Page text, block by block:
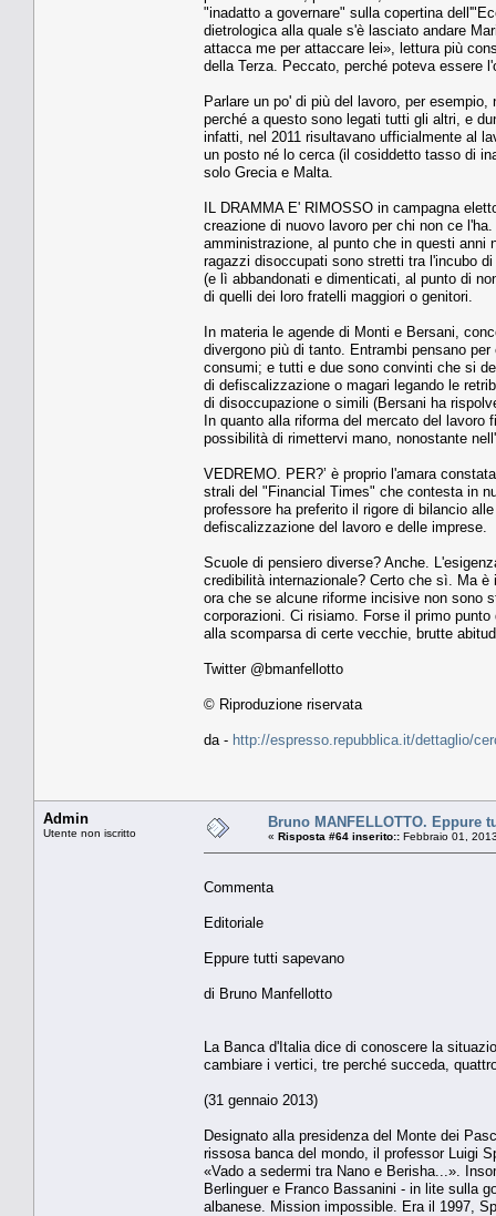
"inadatto a governare" sulla copertina
dietrologica alla quale s'è lasciato andare
attacca me per attaccare lei», lettura più
della Terza. Peccato, perché poteva essere
Parlare un po' di più del lavoro, per
perché a questo sono legati tutti gli altri, e
infatti, nel 2011 risultavano ufficialmente al
un posto né lo cerca (il cosiddetto tasso di
solo Grecia e Malta.
IL DRAMMA E' RIMOSSO in campagna
creazione di nuovo lavoro per chi non ce
amministrazione, al punto che in questi anni
ragazzi disoccupati sono stretti tra l'incubo
(e lì abbandonati e dimenticati, al punto di
di quelli dei loro fratelli maggiori o genitori.
In materia le agende di Monti e Bersani,
divergono più di tanto. Entrambi pensano
consumi; e tutti e due sono convinti che si
di defiscalizzazione o magari legando le
di disoccupazione o simili (Bersani ha
In quanto alla riforma del mercato del lavoro
possibilità di rimettervi mano, nonostante
VEDREMO. PER?’ è proprio l'amara
strali del "Financial Times" che contesta in
professore ha preferito il rigore di bilancio
defiscalizzazione del lavoro e delle imprese.
Scuole di pensiero diverse? Anche.
credibilità internazionale? Certo che sì. Ma
ora che se alcune riforme incisive non sono
corporazioni. Ci risiamo. Forse il primo
alla scomparsa di certe vecchie, brutte
Twitter @bmanfellotto
© Riproduzione riservata
da - http://espresso.repubblica.it/dettaglio/
Admin
Utente non iscritto
Bruno MANFELLOTTO. Eppure
« Risposta #64 inserito:: Febbraio 01,
Commenta
Editoriale
Eppure tutti sapevano
di Bruno Manfellotto
La Banca d'Italia dice di conoscere la
cambiare i vertici, tre perché succeda,
(31 gennaio 2013)
Designato alla presidenza del Monte dei
rissosa banca del mondo, il professor Luigi
«Vado a sedermi tra Nano e Berisha...».
Berlinguer e Franco Bassanini - in lite sulla
albanese. Mission impossible. Era il 1997,